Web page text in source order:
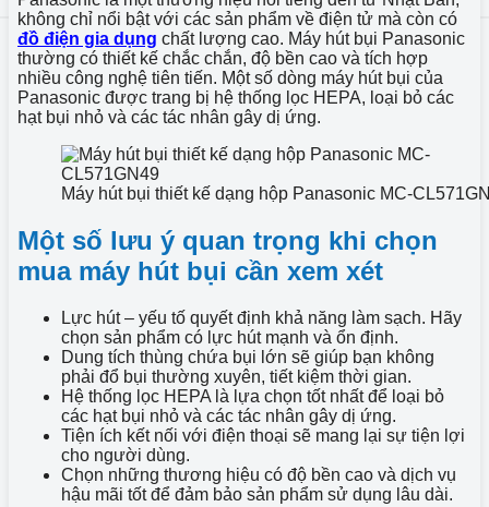
không chỉ nổi bật với các sản phẩm về điện tử mà còn có
đồ điện gia dụng chất lượng cao. Máy hút bụi Panasonic
thường có thiết kế chắc chắn, độ bền cao và tích hợp
nhiều công nghệ tiên tiến. Một số dòng máy hút bụi của
Panasonic được trang bị hệ thống lọc HEPA, loại bỏ các
hạt bụi nhỏ và các tác nhân gây dị ứng.
Máy hút bụi thiết kế dạng hộp Panasonic MC-
Một số lưu ý quan trọng khi chọn
mua máy hút bụi cần xem xét
Lực hút – yếu tố quyết định khả năng làm sạch. Hãy
chọn sản phẩm có lực hút mạnh và ổn định.
Dung tích thùng chứa bụi lớn sẽ giúp bạn không
phải đổ bụi thường xuyên, tiết kiệm thời gian.
Hệ thống lọc HEPA là lựa chọn tốt nhất để loại bỏ
các hạt bụi nhỏ và các tác nhân gây dị ứng.
Tiện ích kết nối với điện thoại sẽ mang lại sự tiện lợi
cho người dùng.
Chọn những thương hiệu có độ bền cao và dịch vụ
hậu mãi tốt để đảm bảo sản phẩm sử dụng lâu dài.